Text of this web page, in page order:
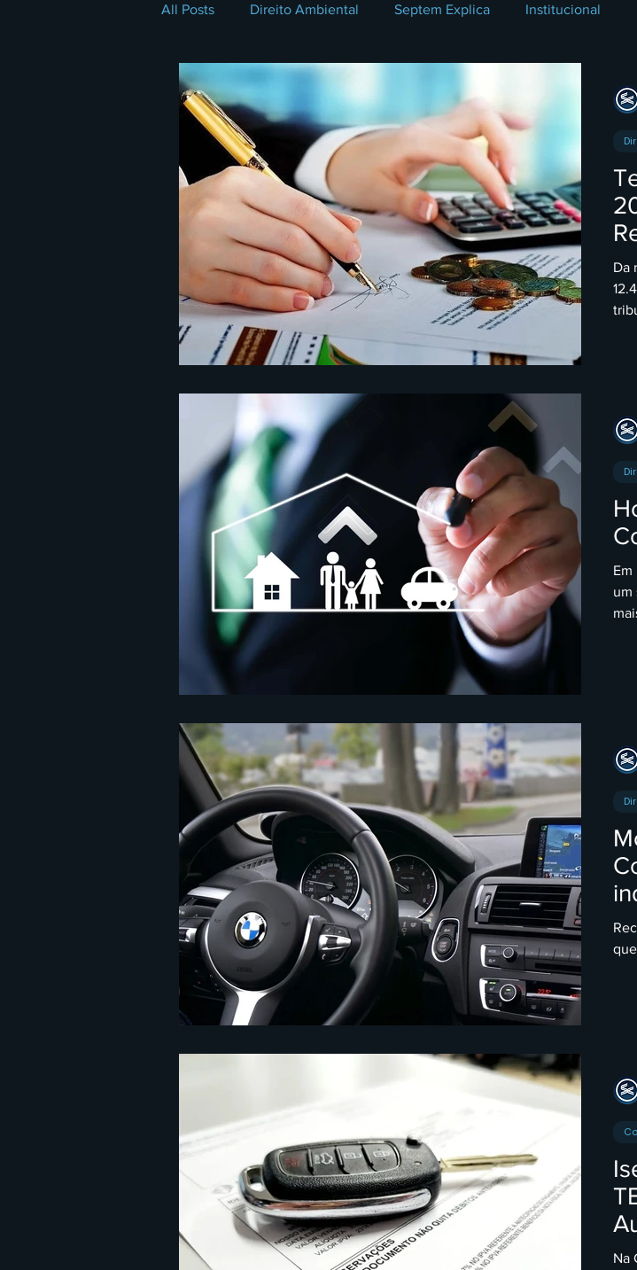
All Posts Direito Ambiental Septem Explica Institucional
Direito e Tecnologia Série Processos Seletivos
Direito Previdenciário LGPD Direito Internacional Soft
Direito Imobiliário Plano Business Advocacia na Prática
Da
um
Na